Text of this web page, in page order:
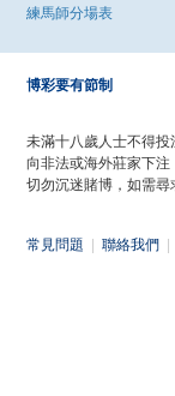
練馬師分場表
博彩要有節制
未滿十八歲人士不得投
向非法或海外莊家下注
切勿沉迷賭博，如需尋
常見問題 聯絡我們